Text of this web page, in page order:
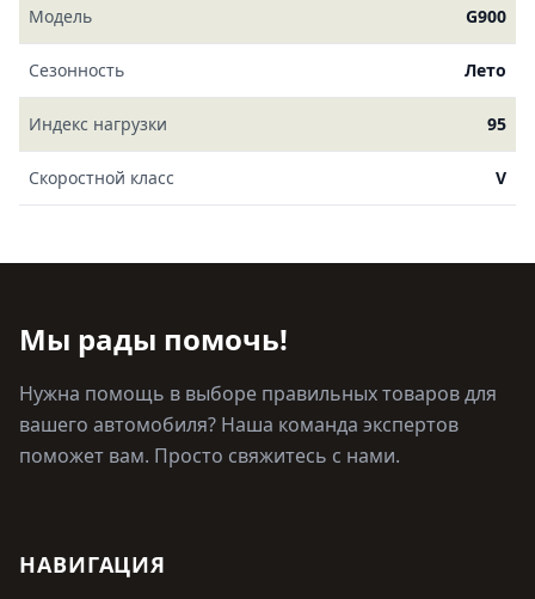
Модель G900
Сезонность Лето
Индекс нагрузки 95
Скоростной класс V
Мы рады помочь!
Нужна помощь в выборе правильных товаров для
вашего автомобиля? Наша команда экспертов
поможет вам. Просто свяжитесь с нами.
НАВИГАЦИЯ